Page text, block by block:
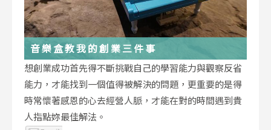
音樂盒教我的創業三件事
想創業成功首先得不斷挑戰自己的學習能力與觀察反省
能力，才能找到一個值得被解決的問題，更重要的是得
時常懷著感恩的心去經營人脈，才能在對的時間遇到貴
人指點妳最佳解法。